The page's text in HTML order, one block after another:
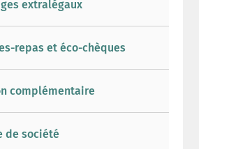
extralégaux
repas et éco-chèques
complémentaire
de société